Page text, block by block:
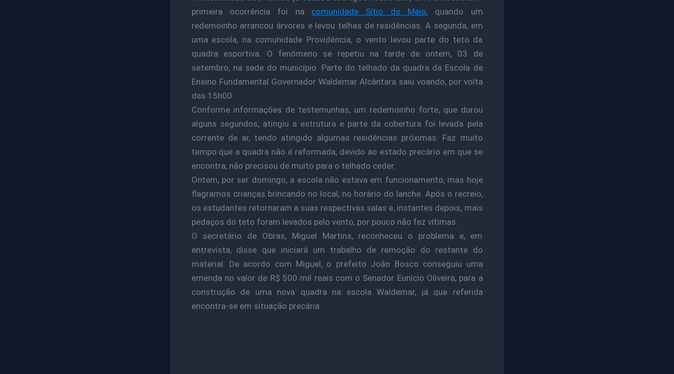
primeira ocorrência foi na comunidade Sítio do Meio, quando um
redemoinho arrancou árvores e levou telhas de residências. A segunda, em
uma escola, na comunidade Providência, o vento levou parte do teto da
quadra esportiva. O fenômeno se repetiu na tarde de ontem, 03 de
setembro, na sede do município. Parte do telhado da quadra da Escola de
Ensino Fundamental Governador Waldemar Alcântara saiu voando, por volta
das 15h00.
Conforme informações de testemunhas, um redemoinho forte, que durou
alguns segundos, atingiu a estrutura e parte da cobertura foi levada pela
corrente de ar, tendo atingido algumas residências próximas. Faz muito
tempo que a quadra não é reformada, devido ao estado precário em que se
encontra, não precisou de muito para o telhado ceder.
Ontem, por ser domingo, a escola não estava em funcionamento, mas hoje
flagramos crianças brincando no local, no horário do lanche. Após o recreio,
os estudantes retornaram a suas respectivas salas e, instantes depois, mais
pedaços do teto foram levados pelo vento, por pouco não fez vítimas.
O secretário de Obras, Miguel Martins, reconheceu o problema e, em
entrevista, disse que iniciará um trabalho de remoção do restante do
material. De acordo com Miguel, o prefeito João Bosco conseguiu uma
emenda no valor de R$ 500 mil reais com o Senador Eunício Oliveira, para a
construção de uma nova quadra na escola Waldemar, já que referida
encontra-se em situação precária.